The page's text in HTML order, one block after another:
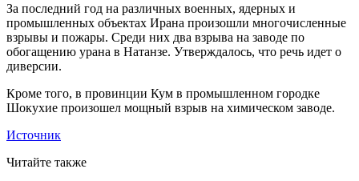
За последний год на различных военных, ядерных и
промышленных объектах Ирана произошли многочисленные
взрывы и пожары. Среди них два взрыва на заводе по
обогащению урана в Натанзе. Утверждалось, что речь идет о
диверсии.
Кроме того, в провинции Кум в промышленном городке
Шокухие произошел мощный взрыв на химическом заводе.
Источник
Читайте также